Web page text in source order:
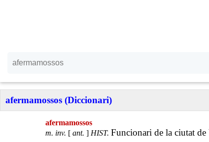
afermamossos (Diccionari)
afermamossos
m. inv. [ ant. ] HIST. Funcionari de la ciutat de